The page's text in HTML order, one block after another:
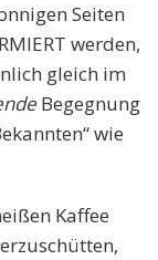
Seiten
werden,
gleich im
Begegnung
wie
Kaffee